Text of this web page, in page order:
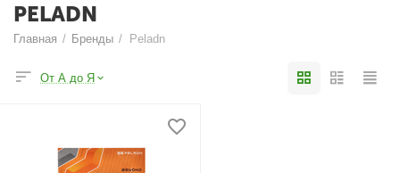
PELADN
Главная / Бренды / Peladn
От А до Я